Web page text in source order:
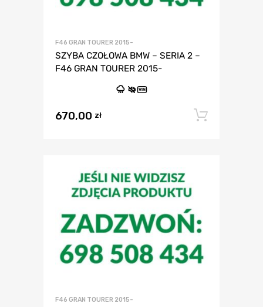
F46 GRAN TOURER 2015-
SZYBA CZOŁOWA BMW – SERIA 2 –
F46 GRAN TOURER 2015-
VIN
670,00 zł
F46 GRAN TOURER 2015-